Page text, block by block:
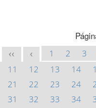
<< < 1 2 3
11
12 13 14
21
22 23 24
31
32 33 34